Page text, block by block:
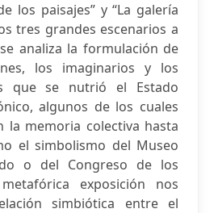
los paisajes” y “La galería
tres grandes escenarios a
analiza la formulación de
los imaginarios y los
que se nutrió el Estado
algunos de los cuales
la memoria colectiva hasta
el simbolismo del Museo
o del Congreso de los
exposición nos
simbiótica entre el